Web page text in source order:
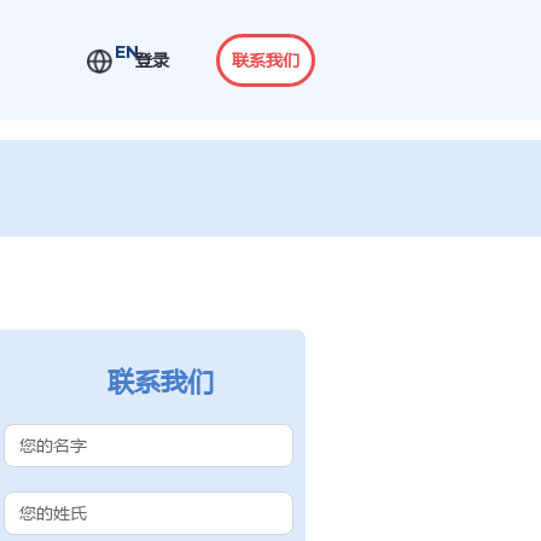
EN登录 联系我们
联系我们
Contact Us
(Chinese
Subdomain)